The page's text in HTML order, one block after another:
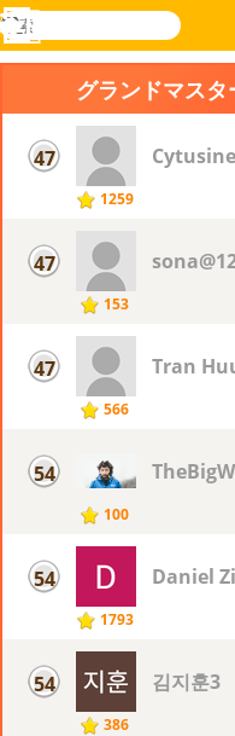
Novel
検
索
ログ
メ
ニ
ー
グランドマス
47
1259
Cytusine
47
153
47
566
Tran
54
100
54
1793
Daniel
54
386
김지훈3